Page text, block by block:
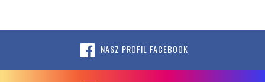
NASZ PROFIL FACEBOOK